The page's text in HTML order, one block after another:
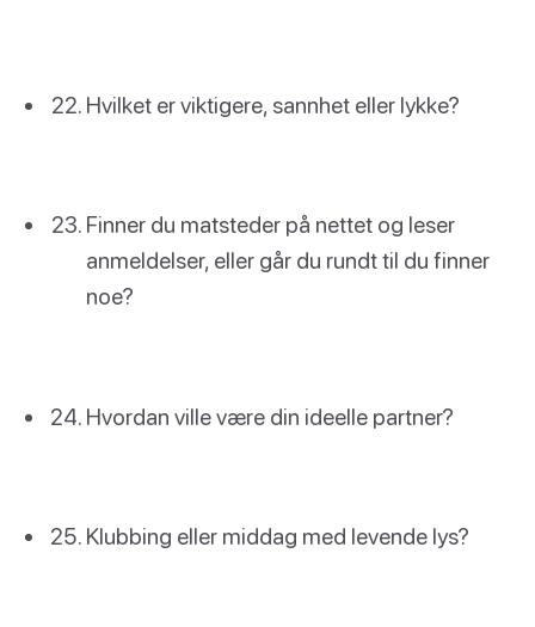
Hvilket er viktigere, sannhet eller lykke?
Finner du matsteder på nettet og leser
anmeldelser, eller går du rundt til du finner
noe?
Hvordan ville være din ideelle partner?
Klubbing eller middag med levende lys?